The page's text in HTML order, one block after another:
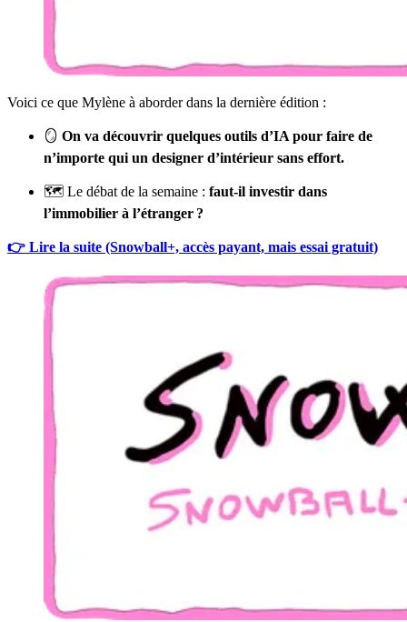
Voici ce que Mylène à aborder dans la dernière édition :
🪞 On va découvrir quelques outils d’IA pour faire de
n’importe qui un designer d’intérieur sans effort.
🗺️ Le débat de la semaine : faut-il investir dans
l’immobilier à l’étranger ?
👉 Lire la suite (Snowball+, accès payant, mais essai gratuit)